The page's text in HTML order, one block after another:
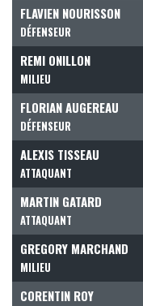
FLAVIEN NOURISSON
DÉFENSEUR
REMI ONILLON
MILIEU
FLORIAN AUGEREAU
DÉFENSEUR
ALEXIS TISSEAU
ATTAQUANT
MARTIN GATARD
ATTAQUANT
GREGORY MARCHAND
MILIEU
CORENTIN ROY